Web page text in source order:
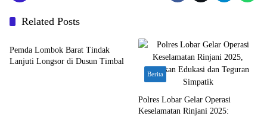
Related Posts
Bali Nusra
Pemda Lombok Barat Tindak
Lanjuti Longsor di Dusun Timbal
Berita
Polres Lobar Gelar Operasi
Keselamatan Rinjani 2025: